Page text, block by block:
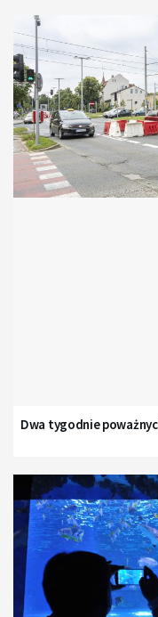
Dwa tygodnie